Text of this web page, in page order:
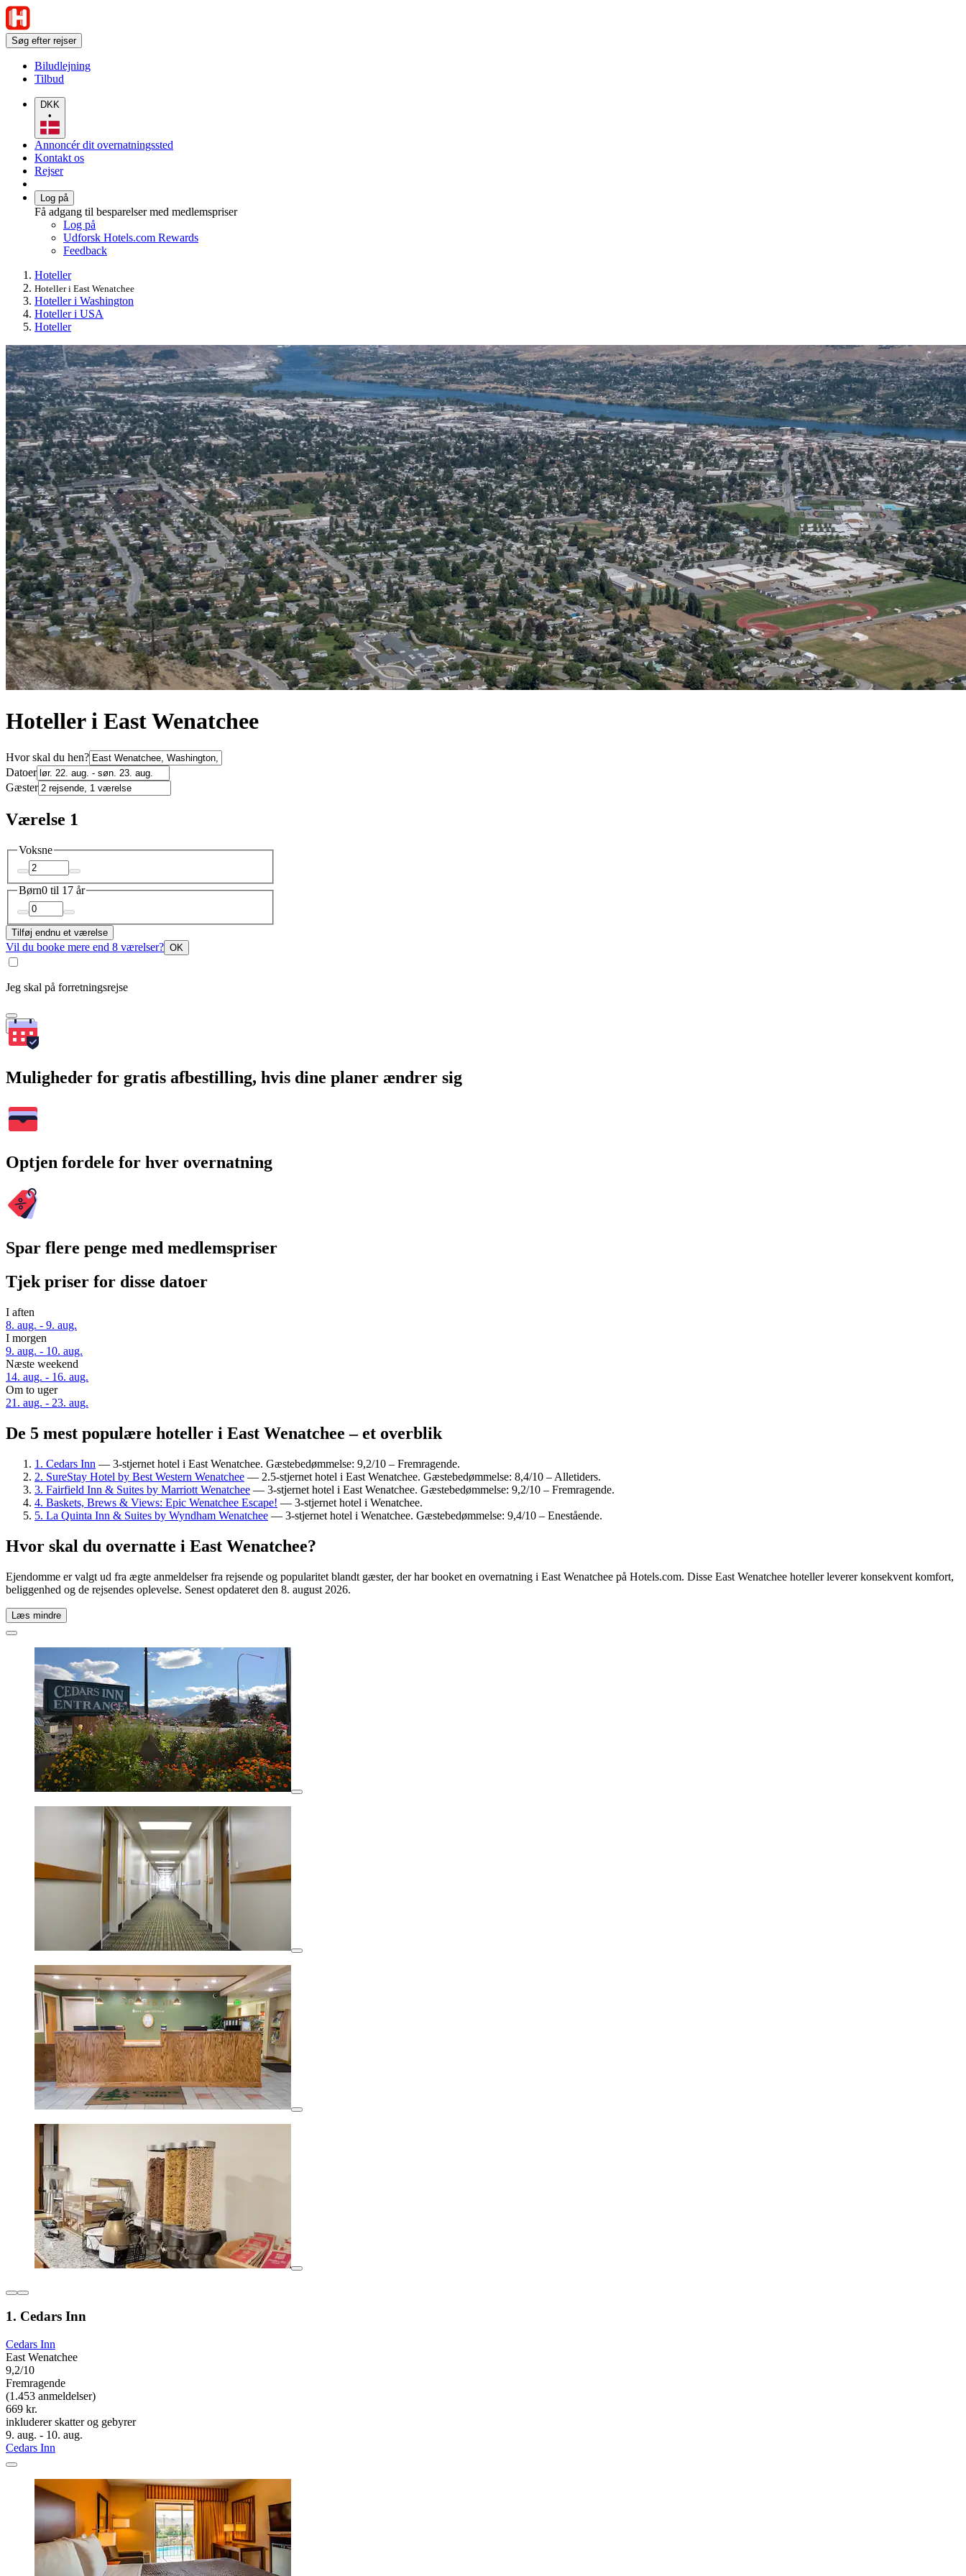
Søg efter rejser
Biludlejning
Tilbud
DKK
•
Annoncér dit overnatningssted
Kontakt os
Rejser
Log på
Få adgang til besparelser med medlemspriser
Log på
Udforsk Hotels.com Rewards
Feedback
Hoteller
Hoteller i East Wenatchee
Hoteller i Washington
Hoteller i USA
Hoteller
Hoteller i East Wenatchee
Hvor skal du hen?
Datoer
Gæster
Værelse 1
Voksne
Børn0 til 17 år
Tilføj endnu et værelse
Vil du booke mere end 8 værelser? OK
Jeg skal på forretningsrejse
Søg
Muligheder for gratis afbestilling, hvis dine planer ændrer sig
Optjen fordele for hver overnatning
Spar flere penge med medlemspriser
Tjek priser for disse datoer
I aften
8. aug. - 9. aug.
I morgen
9. aug. - 10. aug.
Næste weekend
14. aug. - 16. aug.
Om to uger
21. aug. - 23. aug.
De 5 mest populære hoteller i East Wenatchee – et overblik
1. Cedars Inn — 3-stjernet hotel i East Wenatchee. Gæstebedømmelse: 9,2/10 – Fremragende.
2. SureStay Hotel by Best Western Wenatchee — 2.5-stjernet hotel i East Wenatchee. Gæstebedømmelse: 8,4/10 – Alletiders.
3. Fairfield Inn & Suites by Marriott Wenatchee — 3-stjernet hotel i East Wenatchee. Gæstebedømmelse: 9,2/10 – Fremragende.
4. Baskets, Brews & Views: Epic Wenatchee Escape! — 3-stjernet hotel i Wenatchee.
5. La Quinta Inn & Suites by Wyndham Wenatchee — 3-stjernet hotel i Wenatchee. Gæstebedømmelse: 9,4/10 – Enestående.
Hvor skal du overnatte i East Wenatchee?
Ejendomme er valgt ud fra ægte anmeldelser fra rejsende og popularitet blandt gæster, der har booket en overnatning i East Wenatchee på Hotels.com. Disse East Wenatchee hoteller leverer konsekvent komfort,
beliggenhed og de rejsendes oplevelse. Senest opdateret den 8. august 2026.
Læs mindre
1. Cedars Inn
Cedars Inn
East Wenatchee
9,2/10
Fremragende
(1.453 anmeldelser)
669 kr.
inkluderer skatter og gebyrer
9. aug. - 10. aug.
Cedars Inn